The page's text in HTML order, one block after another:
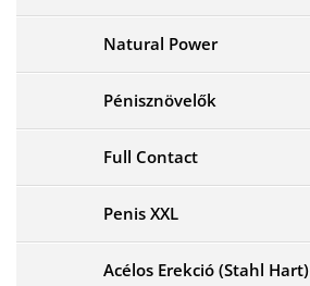
Natural Power
Pénisznövelők
Full Contact
Penis XXL
Acélos Erekció (Stahl Hart)